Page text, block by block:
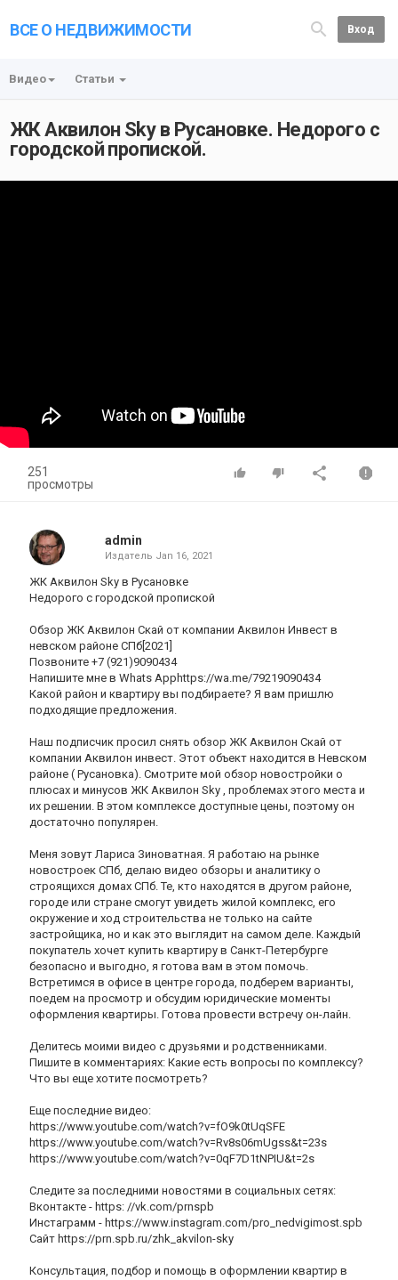
ВСЕ О НЕДВИЖИМОСТИ Вход
Видео Статьи
ЖК Аквилон Sky в Русановке. Недорого с
городской пропиской.
251
просмотры
admin
Издатель Jan 16, 2021
ЖК Аквилон Sky в Русановке
Недорого с городской пропиской
Обзор ЖК Аквилон Скай от компании Аквилон Инвест в
невском районе СПб[2021]
Позвоните +7 (921)9090434
Напишите мне в Whats Apphttps://wa.me/79219090434
Какой район и квартиру вы подбираете? Я вам пришлю
подходящие предложения.
Наш подписчик просил снять обзор ЖК Аквилон Скай от
компании Аквилон инвест. Этот объект находится в Невском
районе ( Русановка). Смотрите мой обзор новостройки о
плюсах и минусов ЖК Аквилон Sky , проблемах этого места и
их решении. В этом комплексе доступные цены, поэтому он
достаточно популярен.
Меня зовут Лариса Зиноватная. Я работаю на рынке
новостроек СПб, делаю видео обзоры и аналитику о
строящихся домах СПб. Те, кто находятся в другом районе,
городе или стране смогут увидеть жилой комплекс, его
окружение и ход строительства не только на сайте
застройщика, но и как это выглядит на самом деле. Каждый
покупатель хочет купить квартиру в Санкт-Петербурге
безопасно и выгодно, я готова вам в этом помочь.
Встретимся в офисе в центре города, подберем варианты,
поедем на просмотр и обсудим юридические моменты
оформления квартиры. Готова провести встречу он-лайн.
Делитесь моими видео с друзьями и родственниками.
Пишите в комментариях: Какие есть вопросы по комплексу?
Что вы еще хотите посмотреть?
Еще последние видео:
https://www.youtube.com/watch?v=fO9k0tUqSFE
https://www.youtube.com/watch?v=Rv8s06mUgss&t=23s
https://www.youtube.com/watch?v=0qF7D1tNPIU&t=2s
Следите за последними новостями в социальных сетях:
Вконтакте - https: //vk.com/prnspb
Инстаграмм - https://www.instagram.com/pro_nedvigimost.spb
Сайт https://prn.spb.ru/zhk_akvilon-sky
Консультация, подбор и помощь в оформлении квартир в